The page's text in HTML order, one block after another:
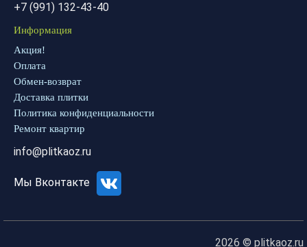
+7 (991) 132-43-40
Информация
Акция!
Оплата
Обмен-возврат
Доставка плитки
Политика конфиденциальности
Ремонт квартир
info@plitkaoz.ru
Мы Вконтакте
2026 © plitkaoz.ru